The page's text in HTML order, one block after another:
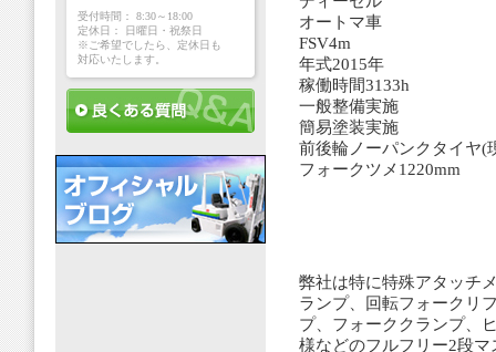
受付時間： 8:30～18:00
定休日： 日曜日・祝祭日
※ご希望でしたら、定休日も
対応いたします。
オートマ車
FSV4m
年式2015年
稼働時間3133h
一般整備実施
簡易塗装実施
前後輪ノーパンクタイヤ(
フォークツメ1220mm
弊社は特に特殊アタッチ
ランプ、回転フォークリ
プ、フォーククランプ、
様などのフルフリー2段